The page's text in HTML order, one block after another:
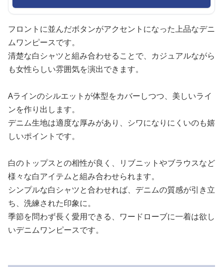
フロントに並んだボタンがアクセントになった上品なデニ
ムワンピースです。
清楚な白シャツと組み合わせることで、カジュアルながら
も女性らしい雰囲気を演出できます。
Aラインのシルエットが体型をカバーしつつ、美しいライ
ンを作り出します。
デニム生地は適度な厚みがあり、シワになりにくいのも嬉
しいポイントです。
白のトップスとの相性が良く、リブニットやブラウスなど
様々な白アイテムと組み合わせられます。
シンプルな白シャツと合わせれば、デニムの質感が引き立
ち、洗練された印象に。
季節を問わず長く愛用できる、ワードローブに一着は欲し
いデニムワンピースです。